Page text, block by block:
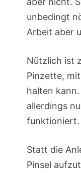
unbedingt
Arbeit aber
Nützlich ist
Pinzette,
halten
allerdings
funktioniert.
Statt die
Pinsel